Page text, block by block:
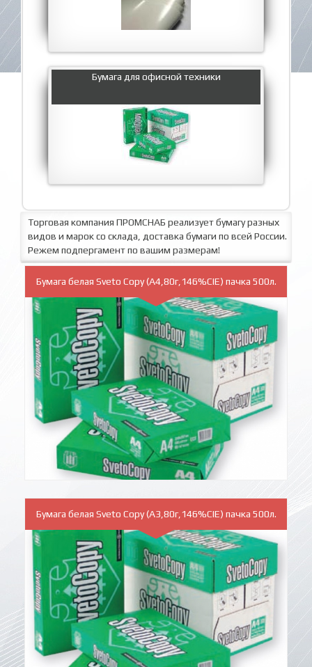
Бумага для офисной техники
Торговая компания ПРОМСНАБ реализует бумагу разных
видов и марок со склада, доставка бумаги по всей России.
Режем подпергамент по вашим размерам!
Бумага белая Sveto Copy (A4,80г,146%CIE) пачка 500л.
Бумага белая Sveto Copy (A3,80г,146%CIE) пачка 500л.